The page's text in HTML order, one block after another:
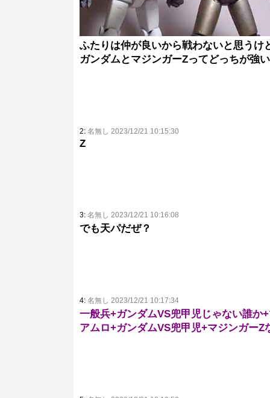
ふたりは仲が良いから戦わないと思うけ
ガンダムとマジンガーZってどっちが強
2: 名無し 2023/12/21 10:15:30
Z
3: 名無し 2023/12/21 10:16:08
でも天パだぜ？
4: 名無し 2023/12/21 10:17:34
一般兵+ガンダムVS兜甲児じゃない誰か
アムロ+ガンダムVS兜甲児+マジンガーZ